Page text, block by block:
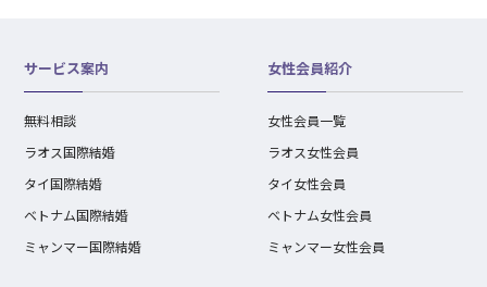
サービス案内
無料相談
ラオス国際結婚
タイ国際結婚
ベトナム国際結婚
ミャンマー国際結婚
女性会員紹介
女性会員一覧
ラオス女性会員
タイ女性会員
ベトナム女性会員
ミャンマー女性会員